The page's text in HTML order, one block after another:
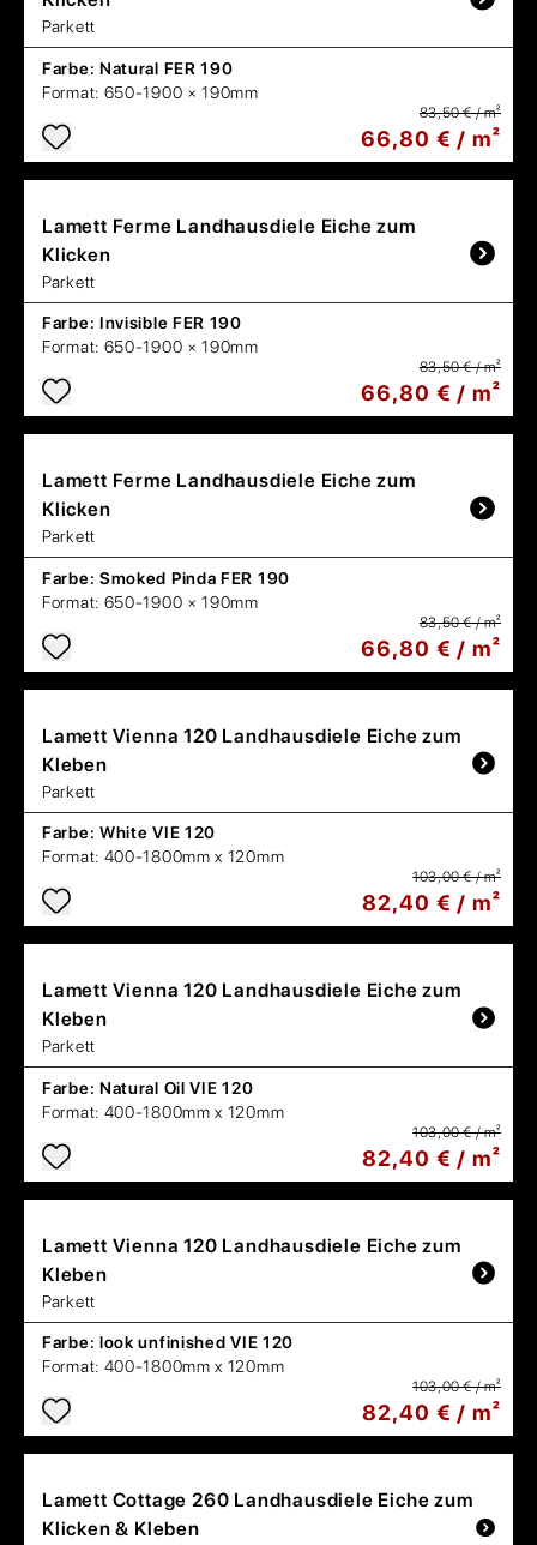
Parkett
Farbe: Natural FER 190
Format: 650-1900 × 190mm
83,50 € / m²
66,80 € / m²
Lamett Ferme Landhausdiele Eiche zum
Klicken
Parkett
Farbe: Invisible FER 190
Format: 650-1900 × 190mm
83,50 € / m²
66,80 € / m²
Lamett Ferme Landhausdiele Eiche zum
Klicken
Parkett
Farbe: Smoked Pinda FER 190
Format: 650-1900 × 190mm
83,50 € / m²
66,80 € / m²
Lamett Vienna 120 Landhausdiele Eiche zum
Kleben
Parkett
Farbe: White VIE 120
Format: 400-1800mm x 120mm
103,00 € / m²
82,40 € / m²
Lamett Vienna 120 Landhausdiele Eiche zum
Kleben
Parkett
Farbe: Natural Oil VIE 120
Format: 400-1800mm x 120mm
103,00 € / m²
82,40 € / m²
Lamett Vienna 120 Landhausdiele Eiche zum
Kleben
Parkett
Farbe: look unfinished VIE 120
Format: 400-1800mm x 120mm
103,00 € / m²
82,40 € / m²
Lamett Cottage 260 Landhausdiele Eiche zum
Klicken & Kleben